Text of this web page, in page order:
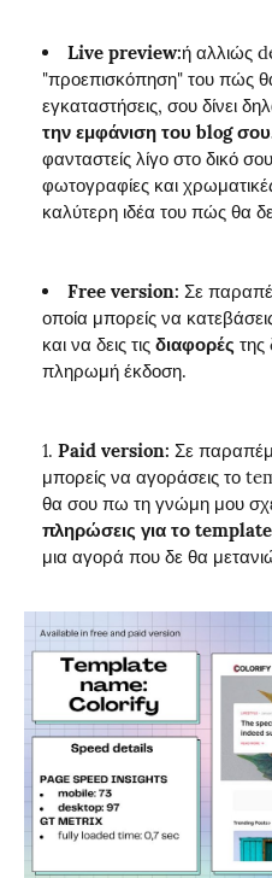
Live preview:ή αλλιώς
"προεπισκόπηση" του πώς
εγκαταστήσεις, σου δίνει
την εμφάνιση του blog
φανταστείς λίγο στο δικό
φωτογραφίες και
καλύτερη ιδέα του πώς θα
Free version: Σε
οποία μπορείς να
και να δεις τις διαφορές
πληρωμή έκδοση.
Paid version: Σε
μπορείς να αγοράσεις το
θα σου πω τη γνώμη μου
πληρώσεις για το template
μια αγορά που δε θα